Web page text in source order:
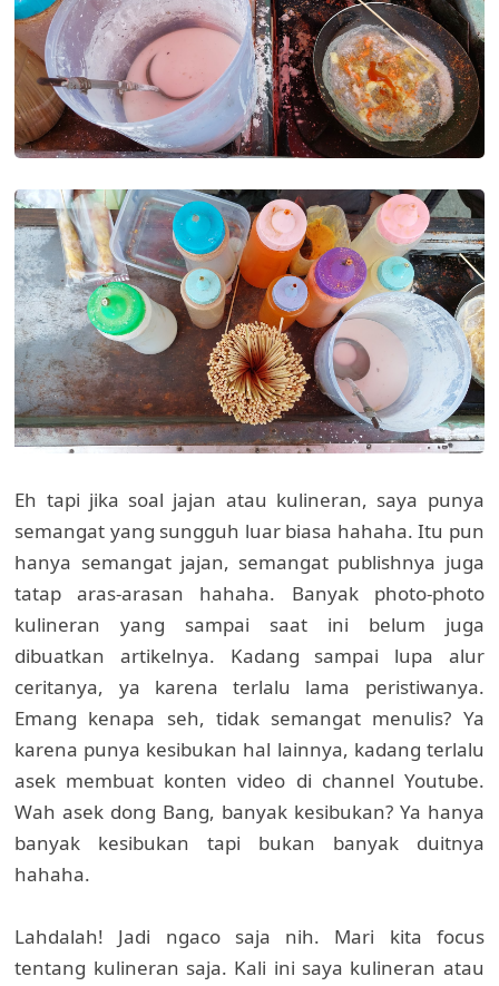
Eh tapi jika soal jajan atau kulineran, saya punya
semangat yang sungguh luar biasa hahaha. Itu pun
hanya semangat jajan, semangat publishnya juga
tatap aras-arasan hahaha. Banyak photo-photo
kulineran yang sampai saat ini belum juga
dibuatkan artikelnya. Kadang sampai lupa alur
ceritanya, ya karena terlalu lama peristiwanya.
Emang kenapa seh, tidak semangat menulis? Ya
karena punya kesibukan hal lainnya, kadang terlalu
asek membuat konten video di channel Youtube.
Wah asek dong Bang, banyak kesibukan? Ya hanya
banyak kesibukan tapi bukan banyak duitnya
hahaha.
Lahdalah! Jadi ngaco saja nih. Mari kita focus
tentang kulineran saja. Kali ini saya kulineran atau